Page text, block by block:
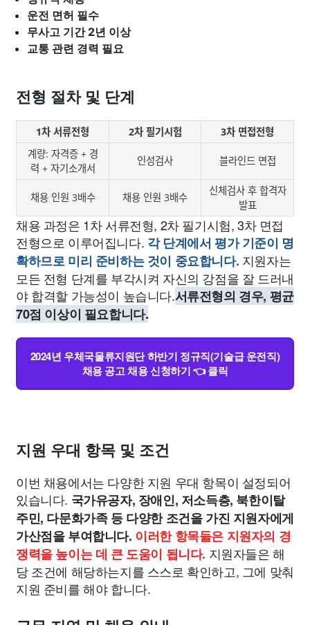
운전 면허 필수
무사고 기간 2년 이상
교통 관련 경력 필요
전형 절차 및 단계
1차 서류전형 2차 필기시험
3차 면접전형
계량: 자격증 + 경
력 + 자기소개서
인성검사 블라인드 면접
채용 인원 3배수 채용 인원 3배수
신체검사 후 합격자
발표
채용 과정은 1차 서류전형, 2차 필기시험, 3차 면접
전형으로 이루어집니다. 각 단계에서 평가 기준이 명
확하므로 미리 준비하는 것이 중요합니다. 지원자는
모든 전형 단계를 부각시켜 자신의 강점을 잘 드러내
야 합격할 가능성이 높습니다.서류전형의 경우, 평균
70점 이상이 필요합니다.
2024년 우체국물류지원단 하반기 정규직(기술급 운전직)
채용 공고 채용 신청하기 👈 클릭
지원 우대 항목 및 조건
이번 채용에서는 다양한 지원 우대 항목이 설정되어
있습니다. 국가유공자, 장애인, 저소득층, 북한이탈
주민, 다문화가족 등 다양한 조건을 가진 지원자에게
가산점을 부여합니다. 이러한 항목들은 지원자의 경
쟁력을 높이는 데 큰 도움이 됩니다. 지원자들은 해
당 조건에 해당하는지를 스스로 확인하고, 그에 맞춰
지원 준비를 해야 합니다.